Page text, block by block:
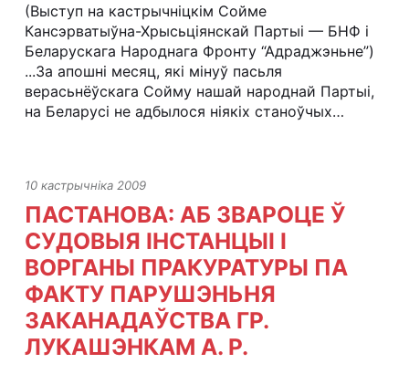
(Выступ на кастрычніцкім Сойме
Кансэрватыўна-Хрысьціянскай Партыі — БНФ і
Беларускага Народнага Фронту “Адраджэньне”)
...За апошні месяц, які мінуў пасьля
верасьнёўскага Сойму нашай народнай Партыі,
на Беларусі не адбылося ніякіх станоўчых…
10 кастрычніка 2009
ПАСТАНОВА: АБ ЗВАРОЦЕ Ў
СУДОВЫЯ ІНСТАНЦЫІ І
ВОРГАНЫ ПРАКУРАТУРЫ ПА
ФАКТУ ПАРУШЭНЬНЯ
ЗАКАНАДАЎСТВА ГР.
ЛУКАШЭНКАМ А. Р.